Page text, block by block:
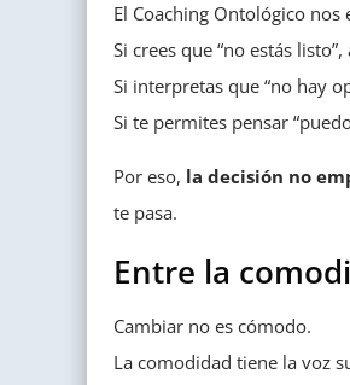
El Coaching Ontológico
Si crees que “no estás
Si interpretas que “no hay
Si te permites pensar
Por eso, la decisión no
te pasa.
Entre la
Cambiar no es cómodo.
La comodidad tiene la voz